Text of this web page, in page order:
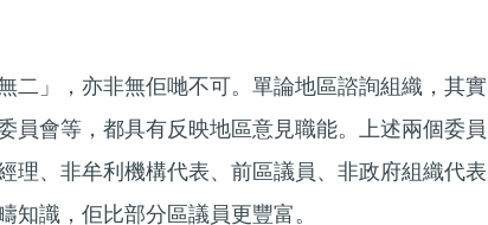
二」，亦非無佢哋不可。單論地區諮詢組織，其實
員會等，都具有反映地區意見職能。上述兩個委員
理、非牟利機構代表、前區議員、非政府組織代表
知識，佢比部分區議員更豐富。